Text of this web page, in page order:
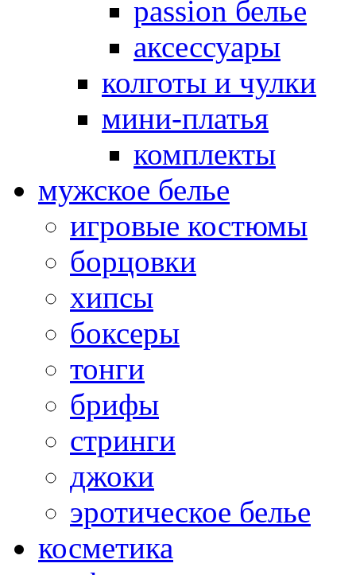
passion белье
аксессуары
колготы и чулки
мини-платья
комплекты
мужское белье
игровые костюмы
борцовки
хипсы
боксеры
тонги
брифы
стринги
джоки
эротическое белье
косметика